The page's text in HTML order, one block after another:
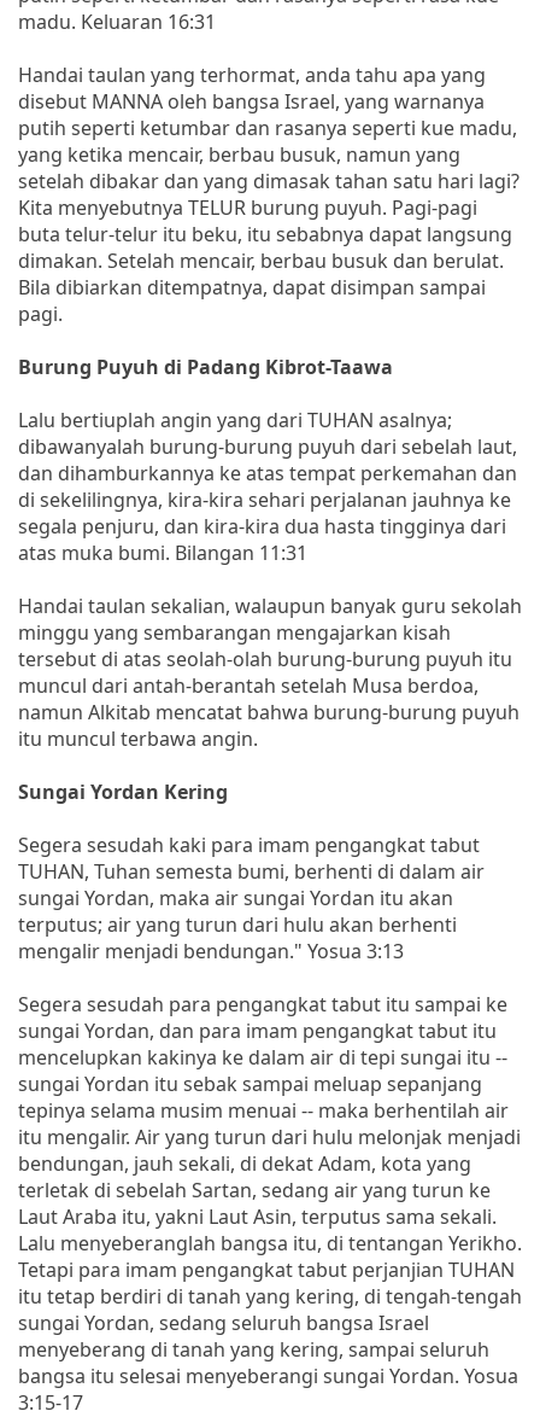
madu. Keluaran 16:31
Handai taulan yang terhormat, anda tahu apa yang
disebut MANNA oleh bangsa Israel, yang warnanya
putih seperti ketumbar dan rasanya seperti kue madu,
yang ketika mencair, berbau busuk, namun yang
setelah dibakar dan yang dimasak tahan satu hari lagi?
Kita menyebutnya TELUR burung puyuh. Pagi-pagi
buta telur-telur itu beku, itu sebabnya dapat langsung
dimakan. Setelah mencair, berbau busuk dan berulat.
Bila dibiarkan ditempatnya, dapat disimpan sampai
pagi.
Burung Puyuh di Padang Kibrot-Taawa
Lalu bertiuplah angin yang dari TUHAN asalnya;
dibawanyalah burung-burung puyuh dari sebelah laut,
dan dihamburkannya ke atas tempat perkemahan dan
di sekelilingnya, kira-kira sehari perjalanan jauhnya ke
segala penjuru, dan kira-kira dua hasta tingginya dari
atas muka bumi. Bilangan 11:31
Handai taulan sekalian, walaupun banyak guru sekolah
minggu yang sembarangan mengajarkan kisah
tersebut di atas seolah-olah burung-burung puyuh itu
muncul dari antah-berantah setelah Musa berdoa,
namun Alkitab mencatat bahwa burung-burung puyuh
itu muncul terbawa angin.
Sungai Yordan Kering
Segera sesudah kaki para imam pengangkat tabut
TUHAN, Tuhan semesta bumi, berhenti di dalam air
sungai Yordan, maka air sungai Yordan itu akan
terputus; air yang turun dari hulu akan berhenti
mengalir menjadi bendungan." Yosua 3:13
Segera sesudah para pengangkat tabut itu sampai ke
sungai Yordan, dan para imam pengangkat tabut itu
mencelupkan kakinya ke dalam air di tepi sungai itu --
sungai Yordan itu sebak sampai meluap sepanjang
tepinya selama musim menuai -- maka berhentilah air
itu mengalir. Air yang turun dari hulu melonjak menjadi
bendungan, jauh sekali, di dekat Adam, kota yang
terletak di sebelah Sartan, sedang air yang turun ke
Laut Araba itu, yakni Laut Asin, terputus sama sekali.
Lalu menyeberanglah bangsa itu, di tentangan Yerikho.
Tetapi para imam pengangkat tabut perjanjian TUHAN
itu tetap berdiri di tanah yang kering, di tengah-tengah
sungai Yordan, sedang seluruh bangsa Israel
menyeberang di tanah yang kering, sampai seluruh
bangsa itu selesai menyeberangi sungai Yordan. Yosua
3:15-17